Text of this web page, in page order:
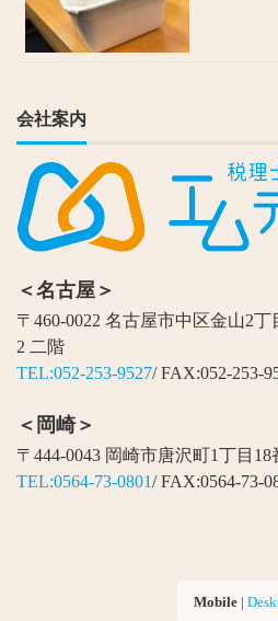
会社案内
＜名古屋＞
〒460-0022 名古屋市中区金山2
2 二階
TEL:052-253-9527/ FAX:052-253-
＜岡崎＞
〒444-0043 岡崎市唐沢町1丁目18
TEL:0564-73-0801/ FAX:0564-73-
Mobile |